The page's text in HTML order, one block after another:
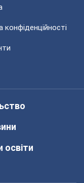
конфіденційності
освіти